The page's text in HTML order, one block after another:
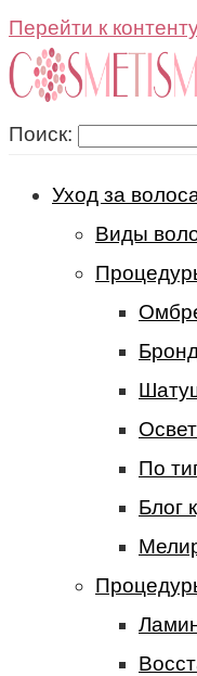
Перейти к
Поиск:
Уход за
Виды
По
Блог